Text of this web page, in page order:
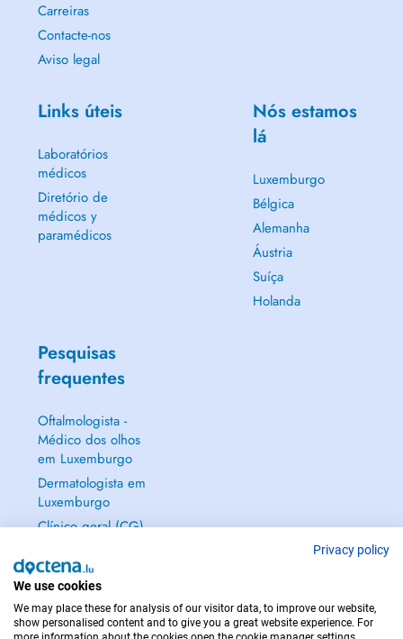
Carreiras
Contacte-nos
Aviso legal
Links úteis
Laboratórios
médicos
Diretório de
médicos y
paramédicos
Nós estamos
lá
Luxemburgo
Bélgica
Alemanha
Áustria
Suíça
Holanda
Pesquisas
frequentes
Oftalmologista -
Médico dos olhos
em Luxemburgo
Dermatologista em
Luxemburgo
Clínico geral (CG)
Ginecologista em
Luxemburgo
Mostrar tudo →
Privacy policy
We use cookies
We may place these for analysis of our visitor data, to improve our website,
show personalised content and to give you a great website experience. For